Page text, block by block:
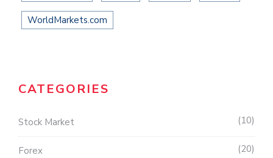
WorldMarkets.com
CATEGORIES
Stock Market 10
Forex 20